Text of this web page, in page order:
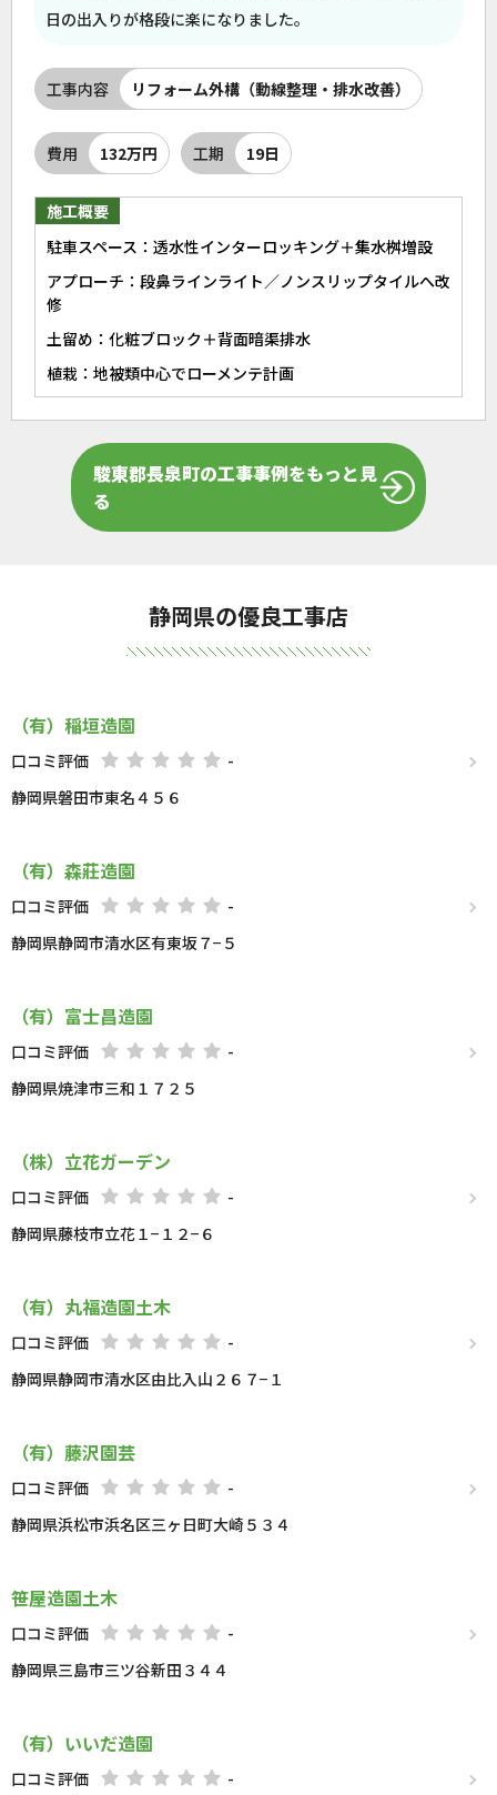
日の出入りが格段に楽になりました。
工事内容 リフォーム外構（動線整理・排水改善）
費用 132万円 工期 19日
施工概要
駐車スペース：透水性インターロッキング＋集水桝増設
アプローチ：段鼻ラインライト／ノンスリップタイルへ改
修
土留め：化粧ブロック＋背面暗渠排水
植栽：地被類中心でローメンテ計画
駿東郡長泉町の工事事例をもっと見
る
静岡県の優良工事店
（有）稲垣造園
口コミ評価
-
静岡県磐田市東名４５６
（有）森莊造園
口コミ評価
-
静岡県静岡市清水区有東坂７−５
（有）富士昌造園
口コミ評価
-
静岡県焼津市三和１７２５
（株）立花ガーデン
口コミ評価
-
静岡県藤枝市立花１−１２−６
（有）丸福造園土木
口コミ評価
-
静岡県静岡市清水区由比入山２６７−１
（有）藤沢園芸
口コミ評価
-
静岡県浜松市浜名区三ヶ日町大崎５３４
笹屋造園土木
口コミ評価
-
静岡県三島市三ツ谷新田３４４
（有）いいだ造園
口コミ評価 -